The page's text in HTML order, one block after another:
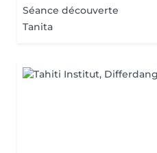
Séance découverte
Tanita